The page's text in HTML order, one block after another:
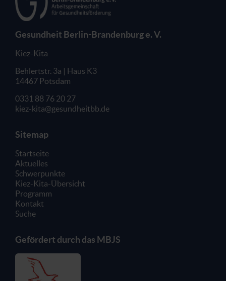
Gesundheit Berlin-Brandenburg e. V.
Kiez-Kita
Behlertstr. 3a | Haus K3
14467 Potsdam
0331 88 76 20 27
kiez-kita@gesundheitbb.de
Sitemap
Startseite
Aktuelles
Schwerpunkte
Kiez-Kita-Übersicht
Programm
Kontakt
Suche
Gefördert durch das MBJS